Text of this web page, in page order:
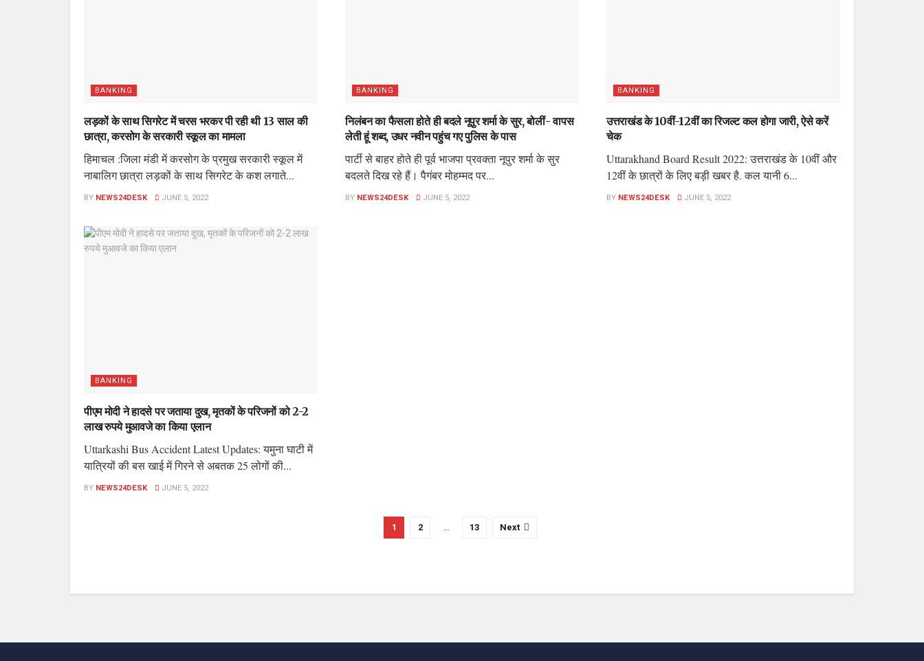
BANKING
लड़कों के साथ सिगरेट में चरस भरकर पी रही थी 13 साल की
छात्रा, करसोग के सरकारी स्‍कूल का मामला
हिमाचल :जिला मंडी में करसोग के प्रमुख सरकारी स्‍कूल में
नाबालिग छात्रा लड़कों के साथ सिगरेट के कश लगाते...
BY NEWS24DESK JUNE 5, 2022
BANKING
निलंबन का फैसला होते ही बदले नूपुर शर्मा के सुर, बोलीं- वापस
लेती हूं शब्द, उधर नवीन पहुंच गए पुलिस के पास
पार्टी से बाहर होते ही पूर्व भाजपा प्रवक्ता नूपुर शर्मा के सुर
बदलते दिख रहे हैं। पैगंबर मोहम्मद पर...
BY NEWS24DESK JUNE 5, 2022
BANKING
उत्तराखंड के 10वीं-12वीं का रिजल्ट कल होगा जारी, ऐसे करें
चेक
Uttarakhand Board Result 2022: उत्तराखंड के 10वीं और
12वीं के छात्रों के लिए बड़ी खबर है. कल यानी 6...
BY NEWS24DESK JUNE 5, 2022
BANKING
पीएम मोदी ने हादसे पर जताया दुख, मृतकों के परिजनों को 2-2
लाख रुपये मुआवजे का किया एलान
Uttarkashi Bus Accident Latest Updates: यमुना घाटी में
यात्रियों की बस खाई में गिरने से अबतक 25 लोगों की...
BY NEWS24DESK JUNE 5, 2022
1 2 … 13 Next